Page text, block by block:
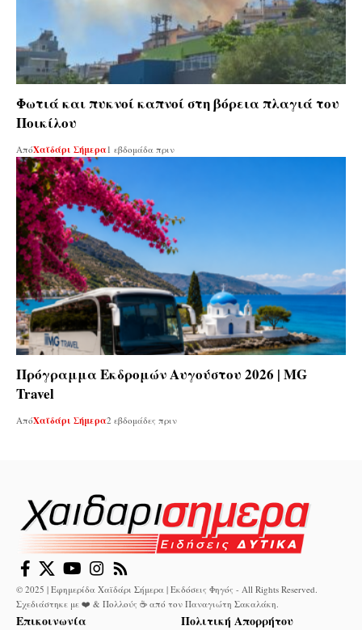
Φωτιά και πυκνοί καπνοί στη βόρεια πλαγιά του
Ποικίλου
ΑπόΧαϊδάρι Σήμερα1 εβδομάδα πριν
Πρόγραμμα Εκδρομών Αυγούστου 2026 | MG
Travel
ΑπόΧαϊδάρι Σήμερα2 εβδομάδες πριν
© 2025 | Εφημερίδα Χαϊδάρι Σήμερα | Εκδόσεις Φηγός - All Rights Reserved.
Σχεδιάστηκε με ❤️ & Πολλούς ☕ από τον Παναγιώτη Σακαλάκη
Επικοινωνία
Πολιτική Απορρήτου